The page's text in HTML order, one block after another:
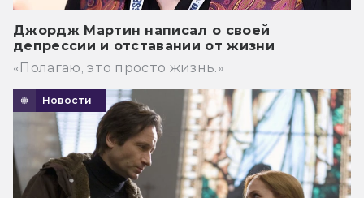
Джордж Мартин написал о своей
депрессии и отставании от жизни
«Полагаю, это просто жизнь.»
Новости